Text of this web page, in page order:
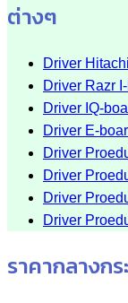
ต่างๆ
Driver
Driver Razr
Driver IQ-
Driver E-
Driver
Driver
Driver
Driver
ราคากลางก